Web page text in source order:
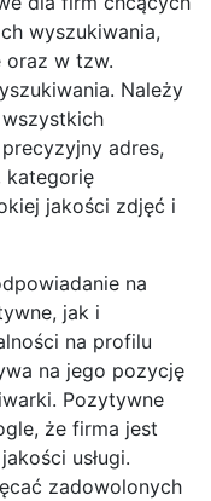
wyszukiwania,
oraz w tzw.
Należy
adres,
kategorię
jakości zdjęć i
na
jak i
na profilu
na jego pozycję
Pozytywne
że firma jest
usługi.
zadowolonych